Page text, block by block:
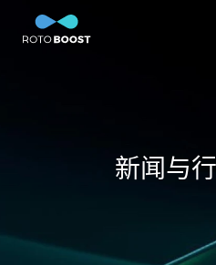
新闻与